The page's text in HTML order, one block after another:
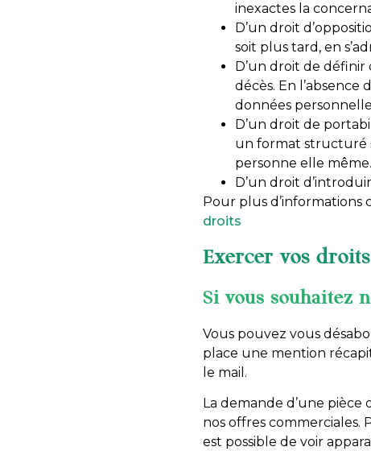
inexactes la
D’un droit
soit plus tard, en
D’un droit de
décès. En
données
D’un droit de
un format structuré
personne elle même.
D’un droit
Pour plus d’informations
droits
Exercer vos
Si vous souhaitez
Vous pouvez vous
place une mention
le mail.
La demande d’une pièce
nos offres commerciales.
est possible de voir